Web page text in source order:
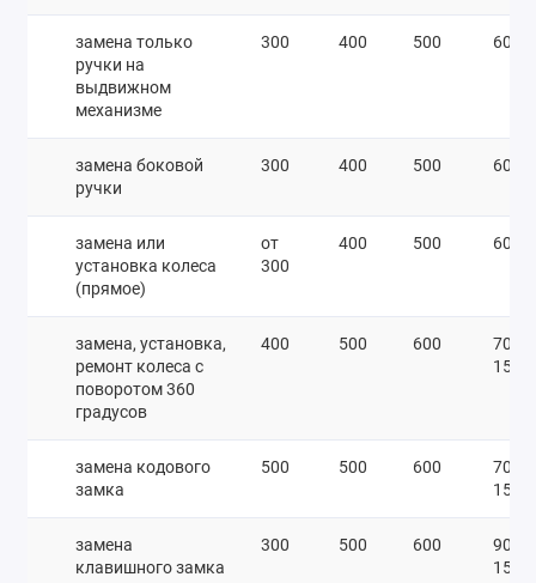
замена только
ручки на
выдвижном
механизме
300 400 500 600
замена боковой
ручки
300 400 500 600
замена или
установка колеса
(прямое)
от
300
400 500 600
замена, установка,
ремонт колеса с
поворотом 360
градусов
400 500 600
700-
1500
замена кодового
замка
500 500 600
700-
1500
замена
клавишного замка
300 500 600
900-
1500